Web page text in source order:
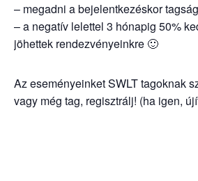
– megadni a bejelentkezéskor
– a negatív lelettel 3 hónapig 50%
jöhettek rendezvényeinkre 🙂
Az eseményeinket SWLT tagoknak
vagy még tag, regisztrálj! (ha igen,